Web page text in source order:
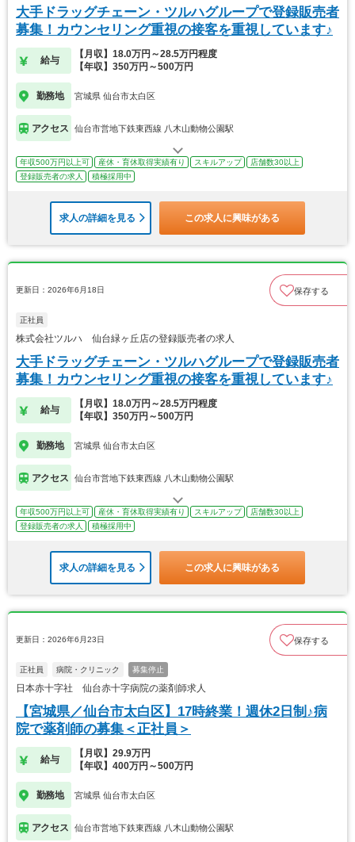
大手ドラッグチェーン・ツルハグループで登録販売者
募集！カウンセリング重視の接客を重視しています♪
給与
【月収】18.0万円～28.5万円程度
【年収】350万円～500万円
勤務地 宮城県 仙台市太白区
アクセス 仙台市営地下鉄東西線 八木山動物公園駅
年収500万円以上可 産休・育休取得実績有り スキルアップ
店舗数30以上
登録販売者の求人
積極採用中
求人の詳細を見る この求人に興味がある
更新日：2026年6月18日 保存する
正社員
株式会社ツルハ 仙台緑ヶ丘店の登録販売者の求人
大手ドラッグチェーン・ツルハグループで登録販売者
募集！カウンセリング重視の接客を重視しています♪
給与
【月収】18.0万円～28.5万円程度
【年収】350万円～500万円
勤務地 宮城県 仙台市太白区
アクセス 仙台市営地下鉄東西線 八木山動物公園駅
年収500万円以上可 産休・育休取得実績有り スキルアップ
店舗数30以上
登録販売者の求人
積極採用中
求人の詳細を見る この求人に興味がある
更新日：2026年6月23日 保存する
正社員 病院・クリニック 募集停止
日本赤十字社 仙台赤十字病院の薬剤師求人
【宮城県／仙台市太白区】17時終業！週休2日制♪病
院で薬剤師の募集＜正社員＞
給与
【月収】29.9万円
【年収】400万円～500万円
勤務地 宮城県 仙台市太白区
アクセス 仙台市営地下鉄東西線 八木山動物公園駅